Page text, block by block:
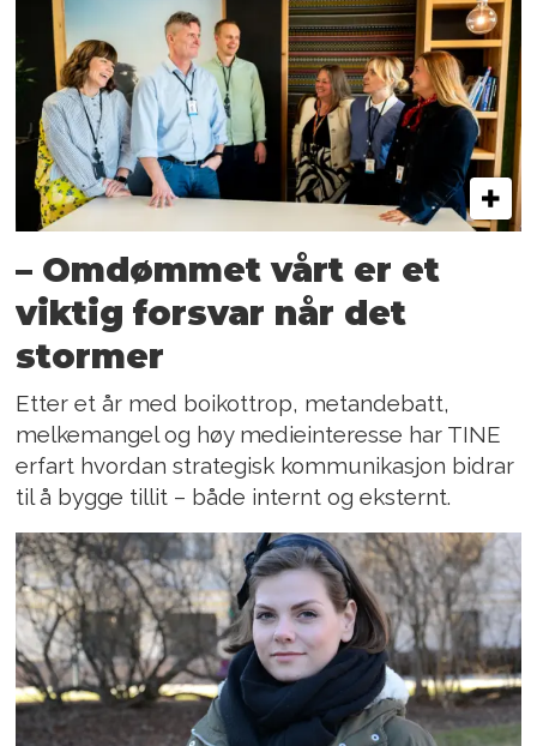
– Omdømmet vårt er et
viktig forsvar når det
stormer
Etter et år med boikottrop, metandebatt,
melkemangel og høy medieinteresse har TINE
erfart hvordan strategisk kommunikasjon bidrar
til å bygge tillit – både internt og eksternt.